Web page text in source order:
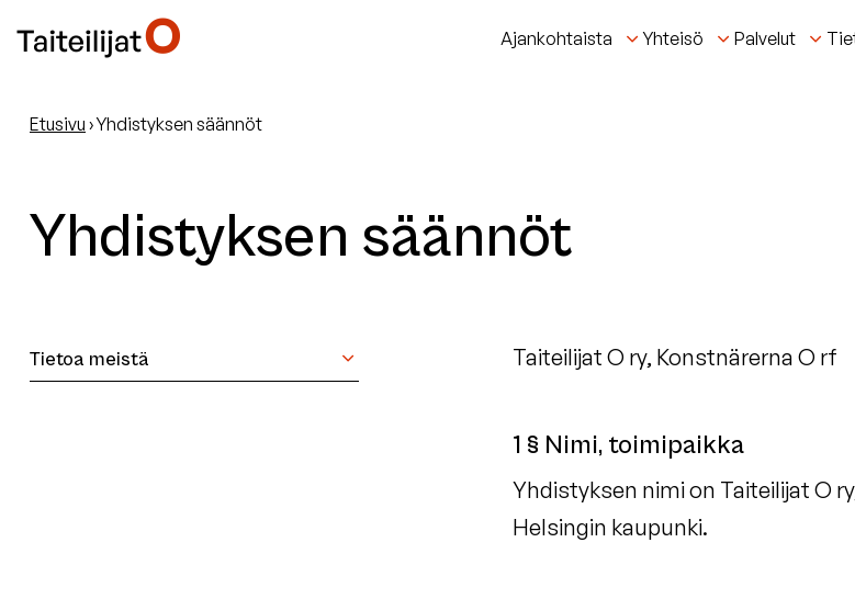
Ajankohtaista Yhteisö Palvelut
Etusivu ›Yhdistyksen säännöt
Yhdistyksen säännöt
Tietoa meistä Taiteilijat O ry, Konstnärerna O rf
1 § Nimi, toimipaikka
Yhdistyksen nimi on Taiteilijat O
Helsingin kaupunki.